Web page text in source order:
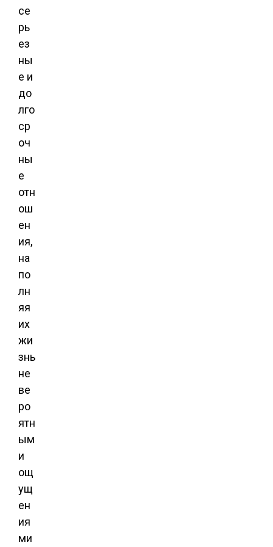
се
рь
ез
ны
е и
до
лго
ср
оч
ны
е
отн
ош
ен
ия,
на
по
лн
яя
их
жи
знь
не
ве
ро
ятн
ым
и
ощ
ущ
ен
ия
ми